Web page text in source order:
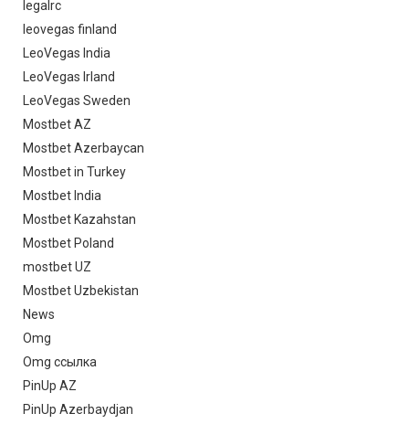
legalrc
leovegas finland
LeoVegas India
LeoVegas Irland
LeoVegas Sweden
Mostbet AZ
Mostbet Azerbaycan
Mostbet in Turkey
Mostbet India
Mostbet Kazahstan
Mostbet Poland
mostbet UZ
Mostbet Uzbekistan
News
Omg
Omg ссылка
PinUp AZ
PinUp Azerbaydjan